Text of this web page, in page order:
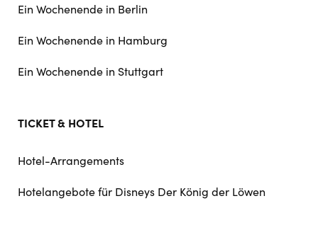
Ein Wochenende in Berlin
Ein Wochenende in Hamburg
Ein Wochenende in Stuttgart
TICKET & HOTEL
Hotel-Arrangements
Hotelangebote für Disneys Der König der Löwen